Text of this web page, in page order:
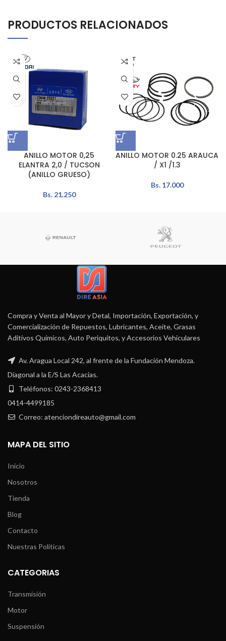
PRODUCTOS RELACIONADOS
ANILLO MOTOR 0,25
ELANTRA 2,0 / TUCSON
(ANILLO GRUESO)
Bs.21.250
AGOT
ADO
ANILLO MOTOR 0.25 ARAUCA
/ X1 /1.3
Bs.17.000
Compra y Venta al Mayor y Detal, Importación, Exportación, y
Comercialización de Repuestos, Lubricantes, Aceite, Grasas
Aditivos Químicos, Auto Periquitos, y Accesorios Vehiculares
Av. Aragua Local 242, al frente de la Fundación Mendoza.
Diagonal a la E/S Las Acacias.
Teléfonos: 0243-2368413
0414-4499185
Correo: atenciondireauto@gmail.com
MAPA DEL SITIO
Inicio
Nosotros
Tienda
Blog
Contacto
Nuestras Políticas
CATEGORIAS
Transmisión
Motor
Suspensión